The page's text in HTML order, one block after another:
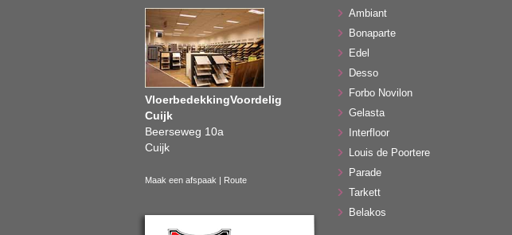
VloerbedekkingVoordelig
Cuijk
Beerseweg 10a
Cuijk
Maak een afspaak | Route
Ambiant
Bonaparte
Edel
Desso
Forbo Novilon
Gelasta
Interfloor
Louis de Poortere
Parade
Tarkett
Belakos